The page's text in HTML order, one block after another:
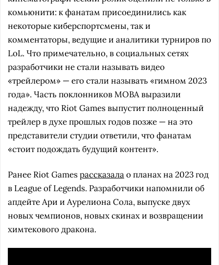
комьюнити: к фанатам присоединились как
некоторые киберспортсмены, так и
комментаторы, ведущие и аналитики турниров по
LoL. Что примечательно, в социальных сетях
разработчики не стали называть видео
«трейлером» — его стали называть «гимном 2023
года». Часть поклонников MOBA выразили
надежду, что Riot Games выпустит полноценный
трейлер в духе прошлых годов позже — на это
представители студии ответили, что фанатам
«стоит подождать будущий контент».
Ранее Riot Gamesрассказалао планах на 2023 год
в League of Legends. Разработчики напомнили об
апдейте Ари и Аурелиона Сола, выпуске двух
новых чемпионов, новых скинах и возвращении
химтекового дракона.